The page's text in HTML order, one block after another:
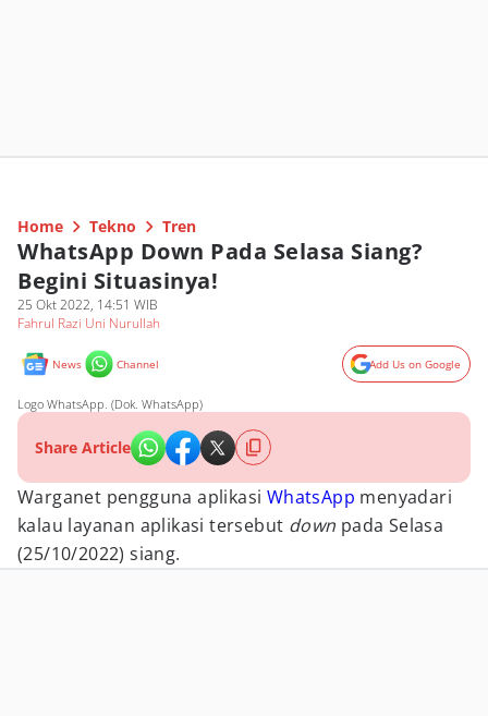
Home Tekno Tren
WhatsApp Down Pada Selasa Siang?
Begini Situasinya!
25 Okt 2022, 14:51 WIB
Fahrul Razi Uni Nurullah
News Channel Add Us on Google
Logo WhatsApp. (Dok. WhatsApp)
Share Article
Warganet pengguna aplikasi WhatsApp menyadari
kalau layanan aplikasi tersebut down pada Selasa
(25/10/2022) siang.